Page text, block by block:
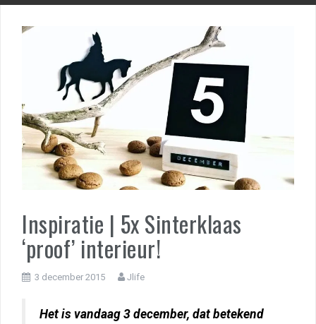
Inspiratie | 5x Sinterklaas
‘proof’ interieur!
3 december 2015 Jlife
Het is vandaag 3 december, dat betekend